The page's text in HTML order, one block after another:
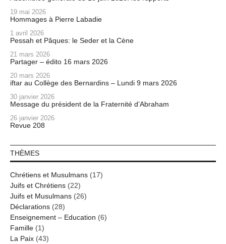
19 mai 2026
Hommages à Pierre Labadie
1 avril 2026
Pessah et Pâques: le Seder et la Cène
21 mars 2026
Partager – édito 16 mars 2026
20 mars 2026
iftar au Collège des Bernardins – Lundi 9 mars 2026
30 janvier 2026
Message du président de la Fraternité d’Abraham
26 janvier 2026
Revue 208
THÈMES
Chrétiens et Musulmans (17)
Juifs et Chrétiens (22)
Juifs et Musulmans (26)
Déclarations (28)
Enseignement – Education (6)
Famille (1)
La Paix (43)